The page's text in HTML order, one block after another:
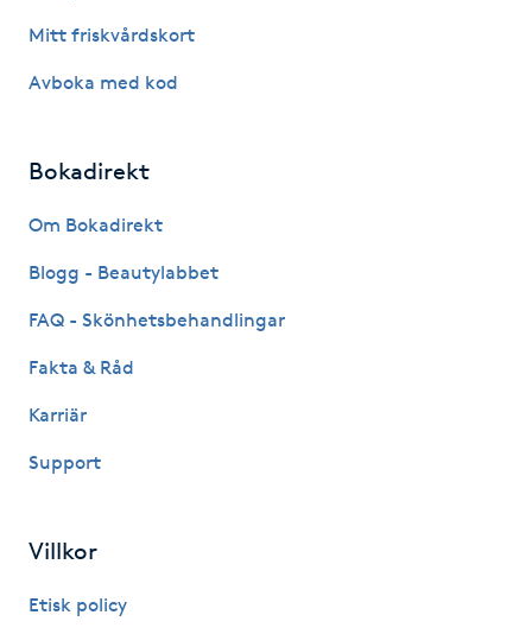
Gruppträning
Headspa
Healing
Mitt friskvårdskort
Avboka med kod
Bokadirekt
Om Bokadirekt
Blogg - Beautylabbet
FAQ - Skönhetsbehandlingar
Fakta & Råd
Karriär
Support
Villkor
Etisk policy